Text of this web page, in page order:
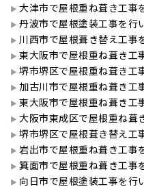
大津市で屋根重ね葺き工事
丹波市で屋根塗装工事を行
川西市で屋根葺き替え工事
東大阪市で屋根重ね葺き工
堺市堺区で屋根重ね葺き工
加古川市で屋根重ね葺き工
東大阪市で屋根重ね葺き工
大阪市東成区で屋根重ね葺
堺市堺区で屋根葺き替え工
岩出市で屋根重ね葺き工事
箕面市で屋根重ね葺き工事
向日市で屋根塗装工事を行